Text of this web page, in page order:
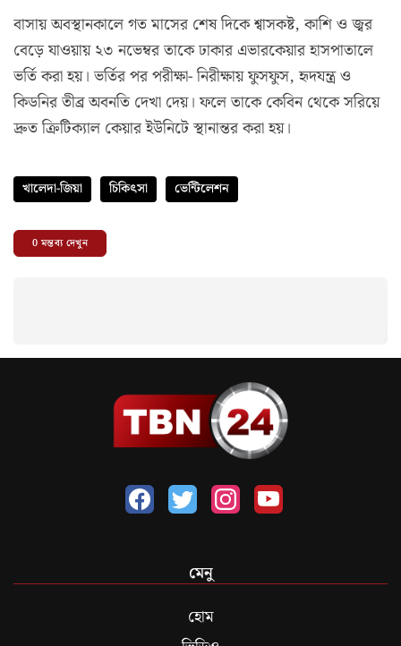
বাসায় অবস্থানকালে গত মাসের শেষ দিকে শ্বাসকষ্ট, কাশি ও জ্বর
বেড়ে যাওয়ায় ২৩ নভেম্বর তাকে ঢাকার এভারকেয়ার হাসপাতালে
ভর্তি করা হয়। ভর্তির পর পরীক্ষা- নিরীক্ষায় ফুসফুস, হৃদযন্ত্র ও
কিডনির তীব্র অবনতি দেখা দেয়। ফলে তাকে কেবিন থেকে সরিয়ে
দ্রুত ক্রিটিক্যাল কেয়ার ইউনিটে স্থানান্তর করা হয়।
খালেদা-জিয়া চিকিৎসা ভেন্টিলেশন
0মন্তব্য দেখুন
মেনু
হোম